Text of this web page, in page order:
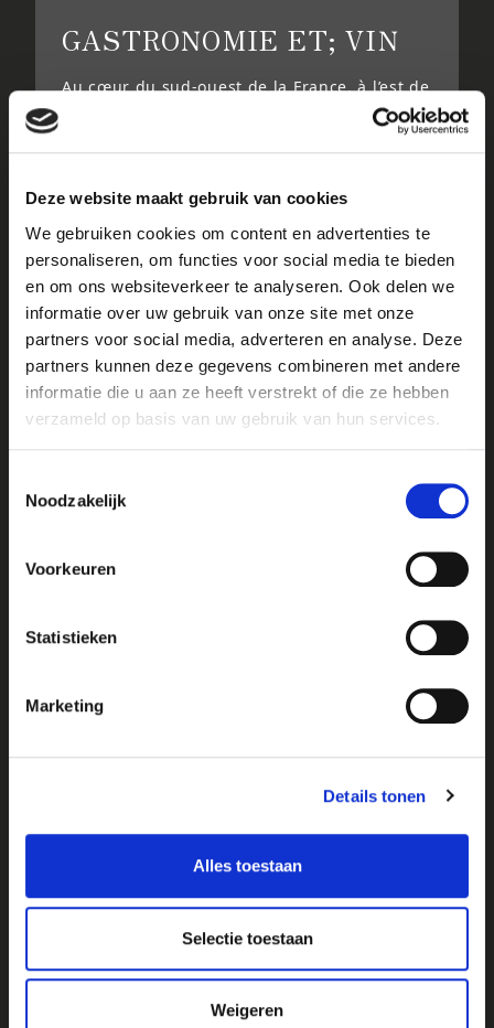
Deze website maakt gebruik van cookies
We gebruiken cookies om content en advertenties te
personaliseren, om functies voor social media te bieden
en om ons websiteverkeer te analyseren. Ook delen we
informatie over uw gebruik van onze site met onze
partners voor social media, adverteren en analyse. Deze
partners kunnen deze gegevens combineren met andere
informatie die u aan ze heeft verstrekt of die ze hebben
verzameld op basis van uw gebruik van hun services.
Noodzakelijk
Voorkeuren
Statistieken
Marketing
Details tonen
Alles toestaan
Selectie toestaan
Weigeren
GASTRONOMIE ET; VIN
Au cœur du sud-ouest de la France, à l’est de
Bordeaux, le vignoble de Bergerac s’étend
sur les deux rives de la Dordogne, près de la
ville de Bergerac. Un cadre idyllique, où la
panache et où règnent la douceur de vivre et
la convivialité : un pays de rêve pour les
amateurs de vin. Surtout lorsqu’il est associé
à de délicieux plats de produits locaux,
comme le foie gras, les fraises, les cabécous
et les noix du Périgord.
CONSULTER
marchés régionaux tous les jours. Les
marchés les plus proches : à Issigeac, il y a
à Beaumont, le marché hebdomadaire se
tient le mardi et le samedi. Il existe d’autres
marchés spécialisés pendant la saison des
champignons et des truffes et des marchés